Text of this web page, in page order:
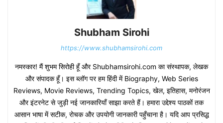
Shubham Sirohi
https://www.shubhamsirohi.com
नमस्कार! मैं शुभम सिरोही हूँ और Shubhamsirohi.com का संस्थापक, लेखक
और संपादक हूँ। इस ब्लॉग पर हम हिंदी में Biography, Web Series
Reviews, Movie Reviews, Trending Topics, खेल, इतिहास, मनोरंजन
और इंटरनेट से जुड़ी नई जानकारियाँ साझा करते हैं। हमारा उद्देश्य पाठकों तक
आसान भाषा में सटीक, रोचक और उपयोगी जानकारी पहुँचाना है। यदि आप प्रसिद्ध